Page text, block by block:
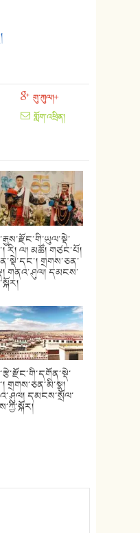
གུ་ཀུལ།+
གློག་འཕྲིན།
རི། ལ། མཚོ། གཙང་པོ།
གྲགས་ཅན་
གནའ་ཤུལ། དམངས་
གྲགས་ཅན་མི་སྣ།
དམངས་སྲོལ་